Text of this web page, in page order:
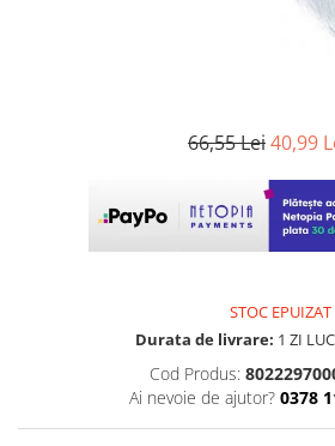
66,55 Lei40,99
STOC EPUIZAT
Durata de livrare: 1 ZI
Cod Produs:
Ai nevoie de ajutor? 0378